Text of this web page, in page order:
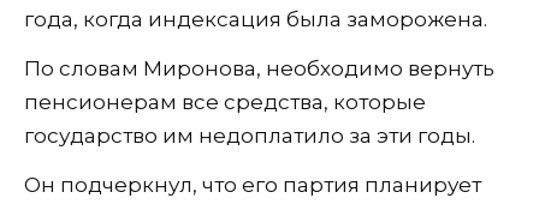
года, когда индексация была заморожена.
По словам Миронова, необходимо вернуть
пенсионерам все средства, которые
государство им недоплатило за эти годы.
Он подчеркнул, что его партия планирует